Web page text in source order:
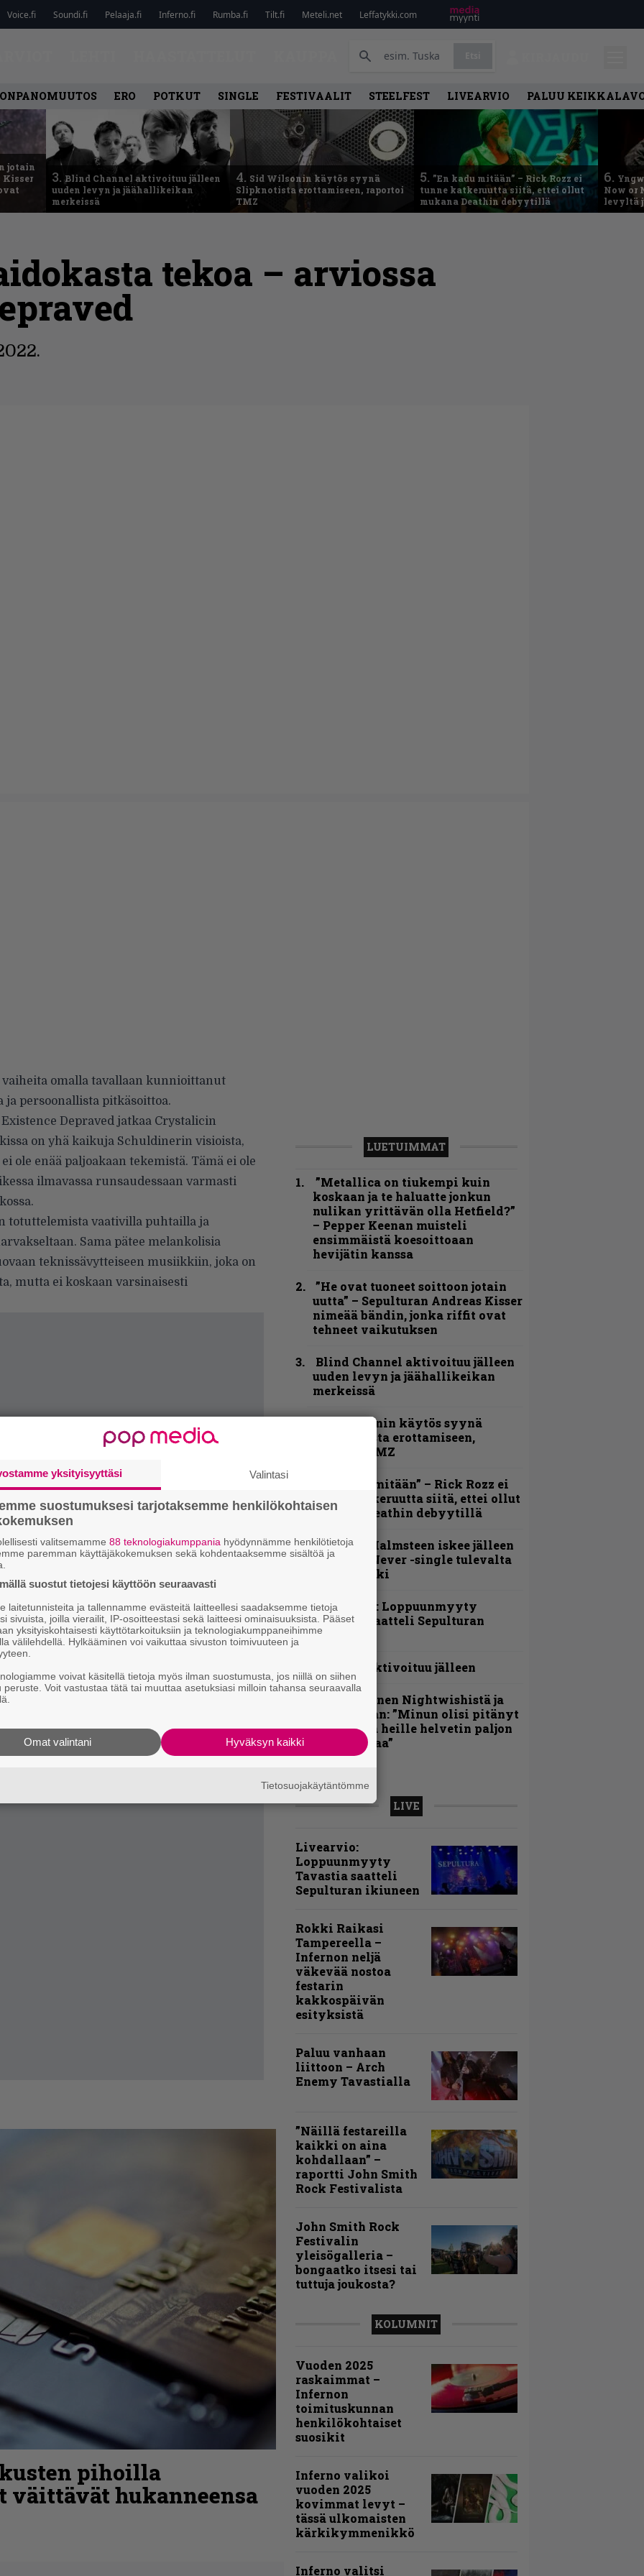
Voice.fi Soundi.fi Pelaaja.fi Inferno.fi Rumba.fi Tilt.fi Meteli.net Leffatykki.com
ERO POTKUT SINGLE FESTIVAALIT STEELFEST LIVEARVIO PALUU
jotain
Kisser
3.Blind Channel aktivoituu jälleen
uuden levyn ja jäähallikeikan
merkeissä
4. Sid Wilsonin käytös syynä
Slipknotista erottamiseen, raportoi
TMZ
5. ”En kadu mitään” – Rick Rozz ei
tunne katkeruutta siitä, ettei ollut
mukana Deathin debyytillä
6.
Now or
levyltä
tekoa – arviossa
omalla tavallaan kunnioittanut
persoonallista pitkäsoittoa.
Depraved jatkaa Crystalicin
on yhä kaikuja Schuldinerin visioista,
ole enää paljoakaan tekemistä. Tämä ei ole
ilmavassa runsaudessaan varmasti
totuttelemista vaativilla puhtailla ja
Sama pätee melankolisia
teknissävytteiseen musiikkiin, joka on
mutta ei koskaan varsinaisesti
kuunnella yksittäisiä
palkitsee, aina omia kuvioitaan vetelevää
ja ainoa harmituksen aihe on, että
ep:llä.
tekoa, eikä sitä osaa vertailla
kamaralla.
pihoilla
väittävät hukanneensa
LUETUIMMAT
”Metallica on tiukempi kuin
koskaan ja te haluatte jonkun
nulikan yrittävän olla Hetfield?”
– Pepper Keenan muisteli
ensimmäistä koesoittoaan
hevijätin kanssa
”He ovat tuoneet soittoon jotain
uutta” – Sepulturan Andreas Kisser
nimeää bändin, jonka riffit ovat
tehneet vaikutuksen
Blind Channel aktivoituu jälleen
uuden levyn ja jäähallikeikan
merkeissä
Sid Wilsonin käytös syynä
Slipknotista erottamiseen,
raportoi TMZ
”En kadu mitään” – Rick Rozz ei
tunne katkeruutta siitä, ettei ollut
mukana Deathin debyytillä
Yngwie Malmsteen iskee jälleen
– Now or Never -single tulevalta
levyltä julki
Livearvio: Loppuunmyyty
Tavastia saatteli Sepulturan
ikiuneen
Norther aktivoituu jälleen
Tarja Turunen Nightwishistä ja
potkuistaan: ”Minun olisi pitänyt
tehdä siitä heille helvetin paljon
vaikeampaa”
LIVE
Livearvio:
Loppuunmyyty
Tavastia saatteli
Sepulturan ikiuneen
Rokki Raikasi
Tampereella –
Infernon neljä
väkevää nostoa
festarin
kakkospäivän
esityksistä
Paluu vanhaan
liittoon – Arch
Enemy Tavastialla
”Näillä festareilla
kaikki on aina
kohdallaan” –
raportti John Smith
Rock Festivalista
John Smith Rock
Festivalin
yleisögalleria –
bongaatko itsesi tai
tuttuja joukosta?
KOLUMNIT
Vuoden 2025
raskaimmat –
Infernon
toimituskunnan
henkilökohtaiset
suosikit
Inferno valikoi
vuoden 2025
kovimmat levyt –
tässä ulkomaisten
kärkikymmenikkö
Inferno valitsi
yksityisyyttäsi Valintasi
suostumuksesi tarjotaksemme henkilökohtaisen
valitsemamme 88 teknologiakumppania hyödynnämme henkilötietoja
paremman käyttäjäkokemuksen sekä kohdentaaksemme sisältöä ja
suostut tietojesi käyttöön seuraavasti
laitetunnisteita ja tallennamme evästeitä laitteellesi saadaksemme tietoja
sivuista, joilla vierailit, IP-osoitteestasi sekä laitteesi ominaisuuksista. Pääset
yksityiskohtaisesti käyttötarkoituksiin ja teknologiakumppaneihimme
välilehdellä. Hylkääminen voi vaikuttaa sivuston toimivuuteen ja
voivat käsitellä tietoja myös ilman suostumusta, jos niillä on siihen
peruste. Voit vastustaa tätä tai muuttaa asetuksiasi milloin tahansa seuraavalla
Hyväksyn kaikki
Omat valintani
Tietosuojakäytäntömme